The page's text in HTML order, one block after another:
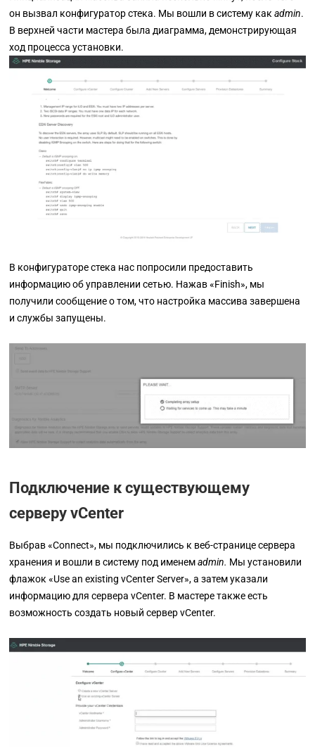
он вызвал конфигуратор стека. Мы вошли в систему какadmin.
В верхней части мастера была диаграмма, демонстрирующая
ход процесса установки.
В конфигураторе стека нас попросили предоставить
информацию об управлении сетью. Нажав«Finish», мы
получили сообщение о том, что настройка массива завершена
и службы запущены.
Подключение к существующему
серверу vCenter
Выбрав«Connect», мы подключились к веб-странице сервера
хранения и вошли в систему под именемadmin. Мы установили
флажок«Use an existing vCenter Server»,а затем указали
информацию для сервера vCenter. В мастере также есть
возможность создать новый сервер vCenter.